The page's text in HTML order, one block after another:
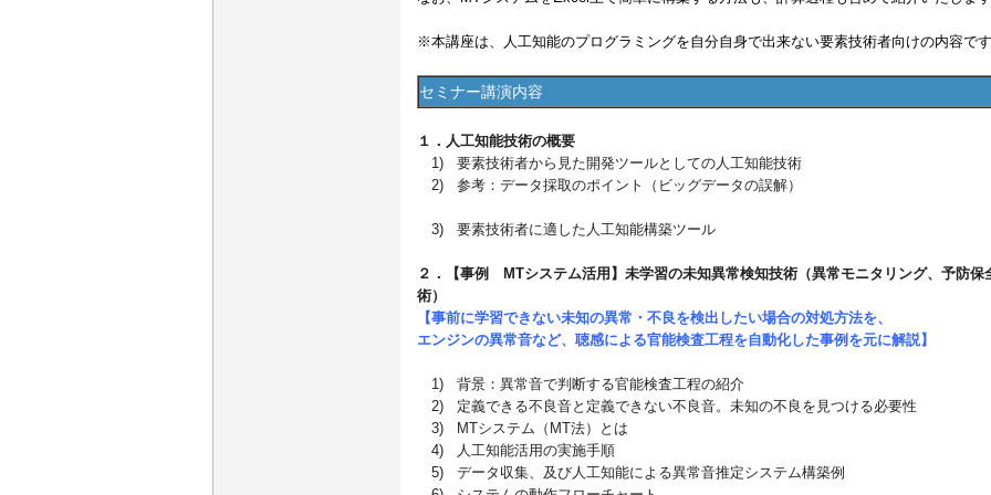
※本講座は、人工知能のプログラミングを自分自身で出来ない要素技術者向けの内容です
セミナー講演内容
１．人工知能技術の概要
1) 要素技術者から見た開発ツールとしての人工知能技術
2) 参考：データ採取のポイント（ビッグデータの誤解）
3) 要素技術者に適した人工知能構築ツール
２．【事例 MTシステム活用】未学習の未知異常検知技術（異常モニタリング、予防保
術）
【事前に学習できない未知の異常・不良を検出したい場合の対処方法を、
エンジンの異常音など、聴感による官能検査工程を自動化した事例を元に解説】
1) 背景：異常音で判断する官能検査工程の紹介
2) 定義できる不良音と定義できない不良音。未知の不良を見つける必要性
3) MTシステム（MT法）とは
4) 人工知能活用の実施手順
5) データ収集、及び人工知能による異常音推定システム構築例